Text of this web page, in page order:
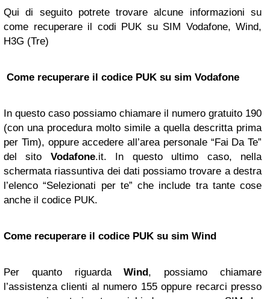
Qui di seguito potrete trovare alcune informazioni su
come recuperare il codi PUK su SIM Vodafone, Wind,
H3G (Tre)
Come recuperare il codice PUK su sim Vodafone
In questo caso possiamo chiamare il numero gratuito 190
(con una procedura molto simile a quella descritta prima
per Tim), oppure accedere all’area personale “Fai Da Te”
del sito Vodafone.it. In questo ultimo caso, nella
schermata riassuntiva dei dati possiamo trovare a destra
l’elenco “Selezionati per te” che include tra tante cose
anche il codice PUK.
Come recuperare il codice PUK su sim Wind
Per quanto riguardaWind , possiamo chiamare
l’assistenza clienti al numero 155 oppure recarci presso